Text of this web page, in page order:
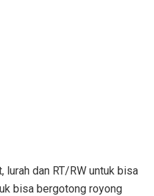
lurah dan RT/RW untuk bisa
bisa bergotong royong